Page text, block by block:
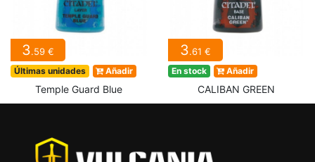
3.59 €
Últimas unidades Añadir
Temple Guard Blue
3.61 €
En stock Añadir
CALIBAN GREEN